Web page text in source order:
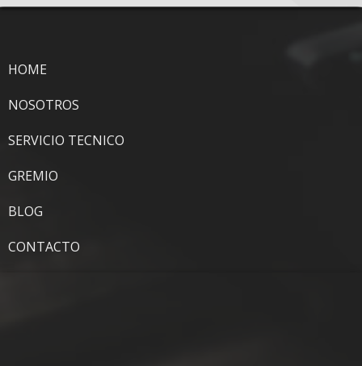
HOME
NOSOTROS
SERVICIO TECNICO
GREMIO
BLOG
CONTACTO